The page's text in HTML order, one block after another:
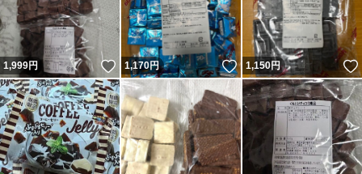
1,999円 いいね！
1,170円 いいね！
1,150円